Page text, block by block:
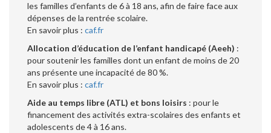
les familles d’enfants de 6 à 18 ans, afin de faire face aux
dépenses de la rentrée scolaire.
En savoir plus : caf.fr
Allocation d’éducation de l’enfant handicapé (Aeeh) :
pour soutenir les familles dont un enfant de moins de 20
ans présente une incapacité de 80 %.
En savoir plus : caf.fr
Aide au temps libre (ATL) et bons loisirs : pour le
financement des activités extra-scolaires des enfants et
adolescents de 4 à 16 ans.